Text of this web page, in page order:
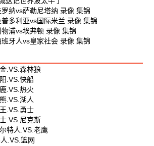
纳vs萨勒尼塔纳 录像 集锦
多利亚vs国际米兰 录像 集锦
浦vs埃弗顿 录像 集锦
牙人vs皇家社会 录像 集锦
.VS.森林狼
.VS.快船
.VS.热火
.VS.湖人
.VS.勇士
.VS.尼克斯
特人.VS.老鹰
.VS.篮网